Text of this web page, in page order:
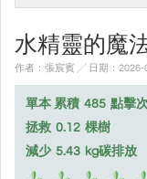
水精靈的魔
作者：張宸賓 ╱ 日期：
單本 累積 485 點擊
拯救 0.12 棵樹
減少 5.43 kg碳排放